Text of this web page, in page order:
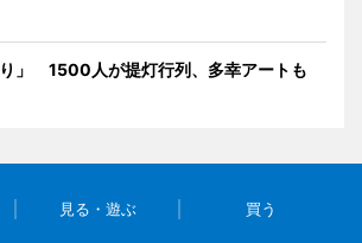
」 1500人が提灯行列、多幸アートも
見る・遊ぶ 買う